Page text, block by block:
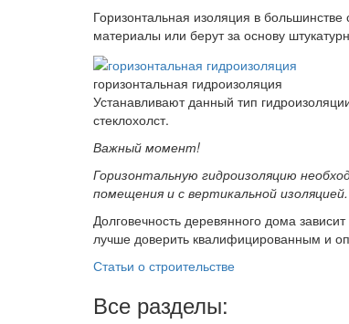
Горизонтальная изоляция в большинстве
материалы или берут за основу
горизонтальная гидроизоляция
Устанавливают данный тип
стеклохолст.
Важный момент!
Горизонтальную гидроизоляцию
помещения и с вертикальной изоляцией.
Долговечность деревянного дома
лучше доверить квалифицированным и
Рубрики:
Статьи о строительстве
Все разделы: